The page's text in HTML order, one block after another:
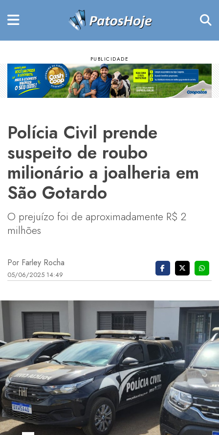
Polícia Civil prende
suspeito de roubo
milionário a joalheria em
São Gotardo
O prejuízo foi de aproximadamente R$ 2
milhões
Por Farley Rocha
05/06/2025 14:49